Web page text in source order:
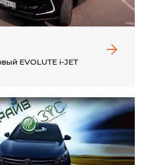
Wylsacom: первый EVOLUTE i‑JET